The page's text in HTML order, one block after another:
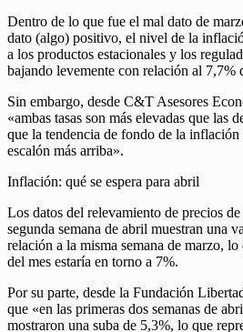
Dentro de lo que fue el mal dato de
dato (algo) positivo, el nivel de la
a los productos estacionales y los
bajando levemente con relación al 7,7%
Sin embargo, desde C&T Asesores
«ambas tasas son más elevadas que las
que la tendencia de fondo de la inflación
escalón más arriba».
Inflación: qué se espera para abril
Los datos del relevamiento de precios
segunda semana de abril muestran una
relación a la misma semana de marzo,
del mes estaría en torno a 7%.
Por su parte, desde la Fundación
que «en las primeras dos semanas de
mostraron una suba de 5,3%, lo que